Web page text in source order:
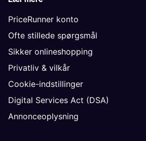
PriceRunner konto
Ofte stillede spørgsmål
Sikker onlineshopping
Privatliv & vilkår
Cookie-indstillinger
Digital Services Act (DSA)
Annonceoplysning